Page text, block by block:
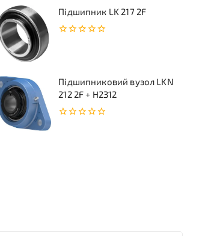
Підшипник LK 217 2F
Підшипниковий вузол LKN
212 2F + H2312